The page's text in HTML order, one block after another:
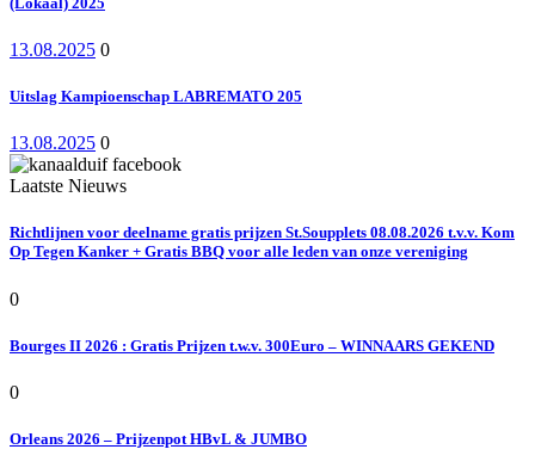
13.08.2025 0
Uitslag Kampioenschap LABREMATO 205
13.08.2025 0
Laatste Nieuws
Richtlijnen voor deelname gratis prijzen St.Soupplets 08.08.2026 t.v.v. Kom
Op Tegen Kanker + Gratis BBQ voor alle leden van onze vereniging
0
Bourges II 2026 : Gratis Prijzen t.w.v. 300Euro – WINNAARS GEKEND
0
Orleans 2026 – Prijzenpot HBvL & JUMBO